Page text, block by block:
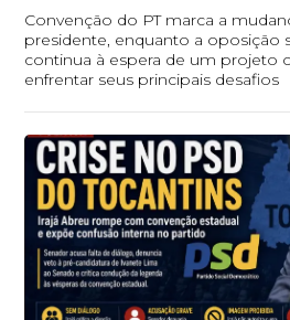
Convenção do PT marca a
presidente, enquanto a oposição
continua à espera de um projeto
enfrentar seus principais desafios